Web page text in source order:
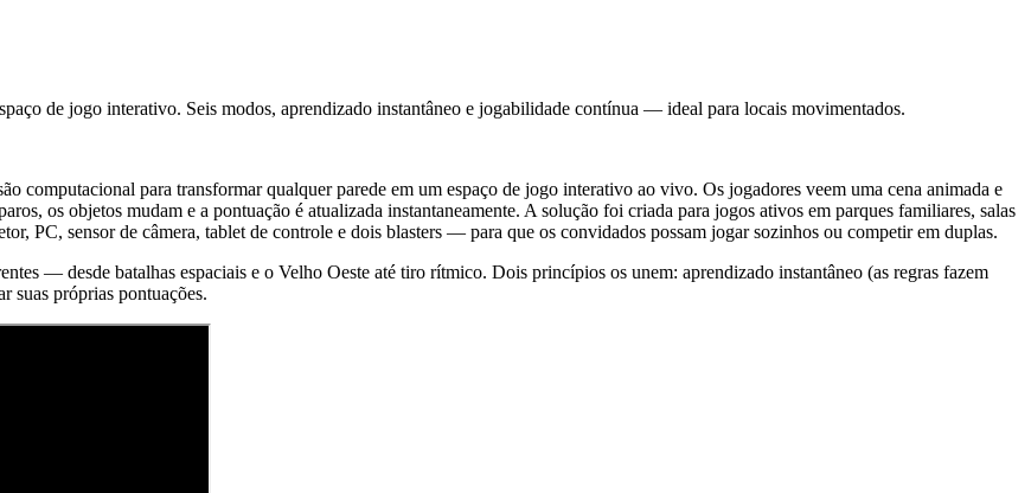
de jogo interativo. Seis modos, aprendizado instantâneo e jogabilidade contínua — ideal para locais movimentados.
computacional para transformar qualquer parede em um espaço de jogo interativo ao vivo. Os jogadores veem uma cena animada e
os objetos mudam e a pontuação é atualizada instantaneamente. A solução foi criada para jogos ativos em parques familiares, salas
PC, sensor de câmera, tablet de controle e dois blasters — para que os convidados possam jogar sozinhos ou competir em duplas.
— desde batalhas espaciais e o Velho Oeste até tiro rítmico. Dois princípios os unem: aprendizado instantâneo (as regras fazem
suas próprias pontuações.